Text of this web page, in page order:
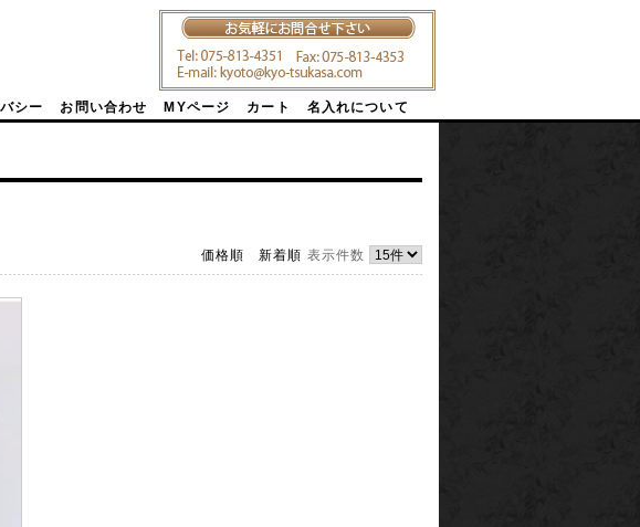
シー お問い合わせ MYページ カート 名入れについて
価格順 新着順 表示件数